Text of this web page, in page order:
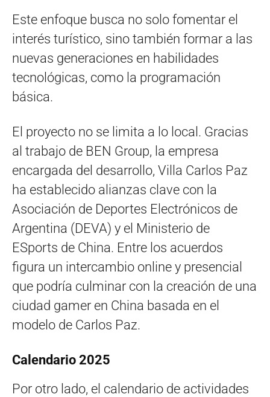
Este enfoque busca no solo fomentar el
interés turístico, sino también formar a las
nuevas generaciones en habilidades
tecnológicas, como la programación
básica.
El proyecto no se limita a lo local. Gracias
al trabajo de BEN Group, la empresa
encargada del desarrollo, Villa Carlos Paz
ha establecido alianzas clave con la
Asociación de Deportes Electrónicos de
Argentina (DEVA) y el Ministerio de
ESports de China. Entre los acuerdos
figura un intercambio online y presencial
que podría culminar con la creación de una
ciudad gamer en China basada en el
modelo de Carlos Paz.
Calendario 2025
Por otro lado, el calendario de actividades